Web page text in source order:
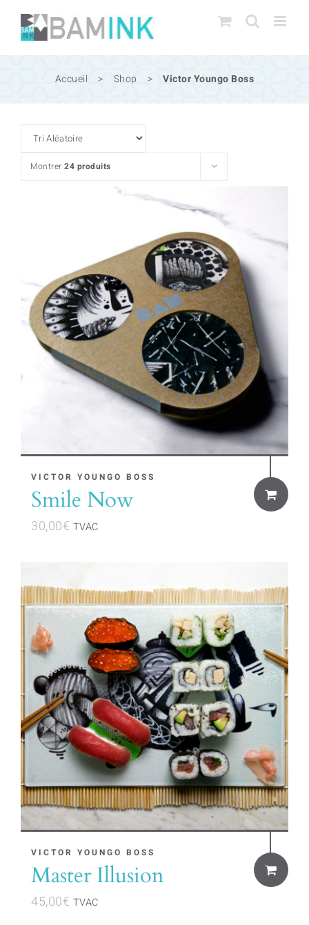
Passer
contenu
Accueil > Shop > Victor Youngo Boss
Montrer 24 produits
VICTOR YOUNGO BOSS
Smile Now
30,00€ TVAC
VICTOR YOUNGO BOSS
Master Illusion
45,00€ TVAC